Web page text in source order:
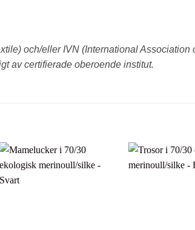
och/eller IVN (International Association
av certifierade oberoende institut.